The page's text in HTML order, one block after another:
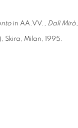
in AA.VV., Dalì Mirò,
Milan, 1995.